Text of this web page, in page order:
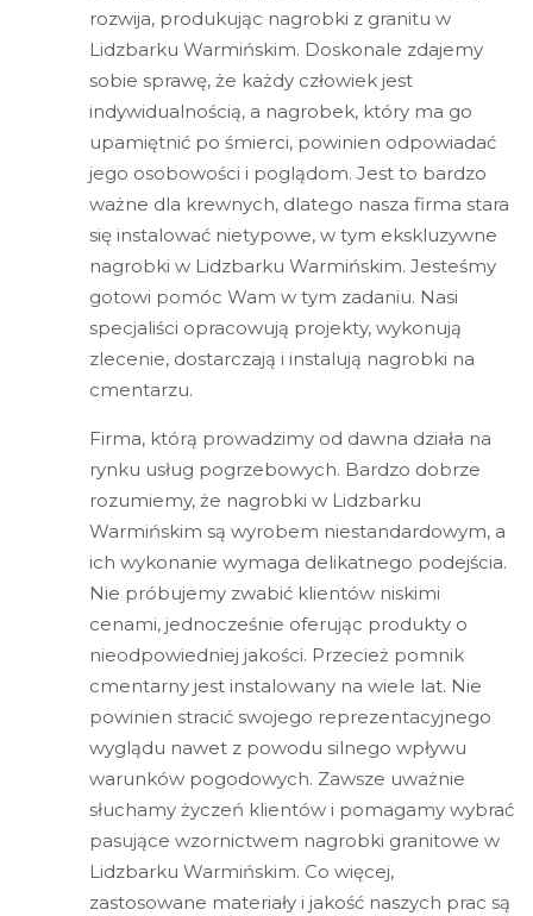
rozwija, produkując nagrobki z granitu w
Lidzbarku Warmińskim. Doskonale zdajemy
sobie sprawę, że każdy człowiek jest
indywidualnością, a nagrobek, który ma go
upamiętnić po śmierci, powinien odpowiadać
jego osobowości i poglądom. Jest to bardzo
ważne dla krewnych, dlatego nasza firma stara
się instalować nietypowe, w tym ekskluzywne
nagrobki w Lidzbarku Warmińskim. Jesteśmy
gotowi pomóc Wam w tym zadaniu. Nasi
specjaliści opracowują projekty, wykonują
zlecenie, dostarczają i instalują nagrobki na
cmentarzu.
Firma, którą prowadzimy od dawna działa na
rynku usług pogrzebowych. Bardzo dobrze
rozumiemy, że nagrobki w Lidzbarku
Warmińskim są wyrobem niestandardowym, a
ich wykonanie wymaga delikatnego podejścia.
Nie próbujemy zwabić klientów niskimi
cenami, jednocześnie oferując produkty o
nieodpowiedniej jakości. Przecież pomnik
cmentarny jest instalowany na wiele lat. Nie
powinien stracić swojego reprezentacyjnego
wyglądu nawet z powodu silnego wpływu
warunków pogodowych. Zawsze uważnie
słuchamy życzeń klientów i pomagamy wybrać
pasujące wzornictwem nagrobki granitowe w
Lidzbarku Warmińskim. Co więcej,
zastosowane materiały i jakość naszych prac są